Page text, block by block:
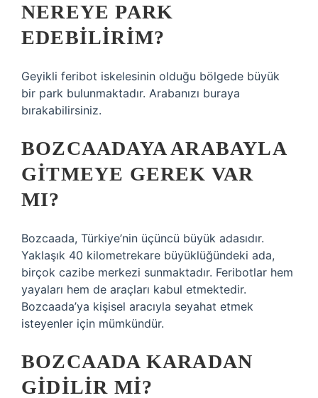
NEREYE PARK
EDEBILIRIM?
Geyikli feribot iskelesinin olduğu bölgede büyük
bir park bulunmaktadır. Arabanızı buraya
bırakabilirsiniz.
BOZCAADAYA ARABAYLA
GITMEYE GEREK VAR
MI?
Bozcaada, Türkiye’nin üçüncü büyük adasıdır.
Yaklaşık 40 kilometrekare büyüklüğündeki ada,
birçok cazibe merkezi sunmaktadır. Feribotlar hem
yayaları hem de araçları kabul etmektedir.
Bozcaada’ya kişisel aracıyla seyahat etmek
isteyenler için mümkündür.
BOZCAADA KARADAN
GIDILIR MI?